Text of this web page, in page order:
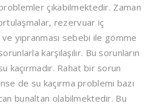
çıkabilmektedir. Zaman
rezervuar iç
ve yıpranması sebebi ile gömme
karşılaşılır. Bu sorunların
kaçırmadır. Rahat bir sorun
de su kaçırma problemi bazı
bunaltan olabilmektedir. Bu